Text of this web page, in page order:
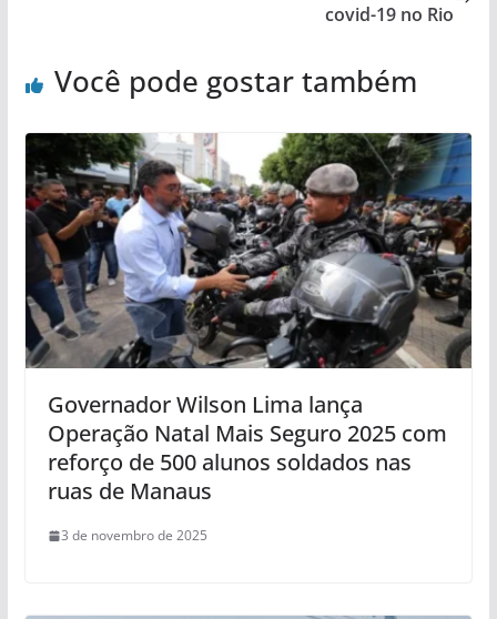
covid-19 no Rio
Você pode gostar também
Governador Wilson Lima lança
Operação Natal Mais Seguro 2025 com
reforço de 500 alunos soldados nas
ruas de Manaus
3 de novembro de 2025